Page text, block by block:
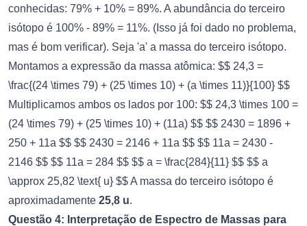
conhecidas: 79% + 10% = 89%. A abundância do terceiro
isótopo é 100% - 89% = 11%. (Isso já foi dado no problema,
mas é bom verificar). Seja 'a' a massa do terceiro isótopo.
Montamos a expressão da massa atômica: $$ 24,3 =
\frac{(24 \times 79) + (25 \times 10) + (a \times 11)}{100} $$
Multiplicamos ambos os lados por 100: $$ 24,3 \times 100 =
(24 \times 79) + (25 \times 10) + (11a) $$ $$ 2430 = 1896 +
250 + 11a $$ $$ 2430 = 2146 + 11a $$ $$ 11a = 2430 -
2146 $$ $$ 11a = 284 $$ $$ a = \frac{284}{11} $$ $$ a
\approx 25,82 \text{ u} $$ A massa do terceiro isótopo é
aproximadamente 25,8 u.
Questão 4: Interpretação de Espectro de Massas para